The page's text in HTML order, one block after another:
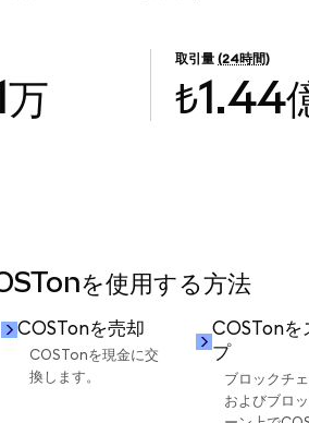
取引量 (24時間)
₺1.44
を使用する方法
COSTonを売却
COSTonを現金に交
換します。
COSTonを
プ
ブロックチ
およびブロ